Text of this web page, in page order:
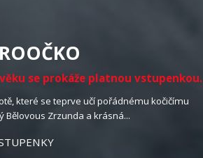
se prokáže platnou vstupenkou.
které se teprve učí pořádnému kočičímu
Bělovous Zrzunda a krásná...